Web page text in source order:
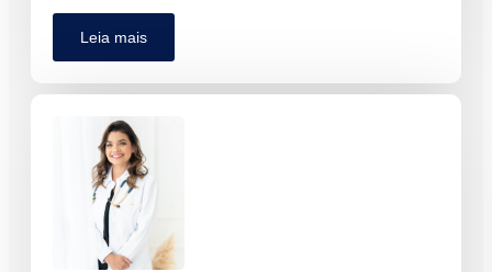
Leia mais